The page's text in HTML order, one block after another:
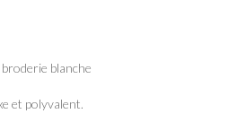
blanche
et polyvalent.